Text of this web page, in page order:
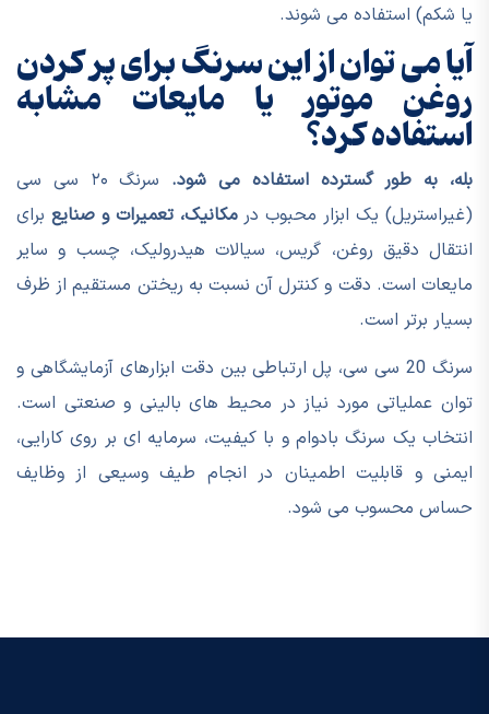
یا شکم) استفاده می شوند.
آیا می توان از این سرنگ برای پر کردن
روغن موتور یا مایعات مشابه
استفاده کرد؟
بله، به طور گسترده استفاده می شود.
سرنگ ۲۰ سی سی
(غیراستریل) یک ابزار محبوب درمکانیک، تعمیرات و صنایع برای
انتقال دقیق روغن، گریس، سیالات هیدرولیک، چسب و سایر
مایعات است. دقت و کنترل آن نسبت به ریختن مستقیم از ظرف
بسیار برتر است.
سرنگ 20 سی سی، پل ارتباطی بین دقت ابزارهای آزمایشگاهی و
توان عملیاتی مورد نیاز در محیط های بالینی و صنعتی است.
انتخاب یک سرنگ بادوام و با کیفیت، سرمایه ای بر روی کارایی،
ایمنی و قابلیت اطمینان در انجام طیف وسیعی از وظایف
حساس محسوب می شود.